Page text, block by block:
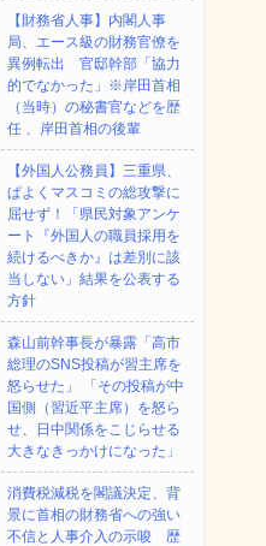
【財務省人事】内閣人事
局、エース級の財務官僚を
異例転出 官邸幹部「協力
的でなかった」※岸田首相
（当時）の秘書官などを歴
任 、岸田首相の後輩
【外国人公務員】三重県、
ぱよくマスコミの総攻撃に
屈せず！「県民対象アンケ
ート『外国人の職員採用を
続けるべきか』は差別に該
当しない」結果を公表する
方針
森山前幹事長が暴露「高市
総理のSNS投稿が習主席を
怒らせた」 「その投稿が中
国側（習近平主席）を怒ら
せ、日中関係をこじらせる
大きなきっかけになった」
消費税減税を閣議決定、背
景に首相の財務省への強い
不信と人事介入の示唆 歴